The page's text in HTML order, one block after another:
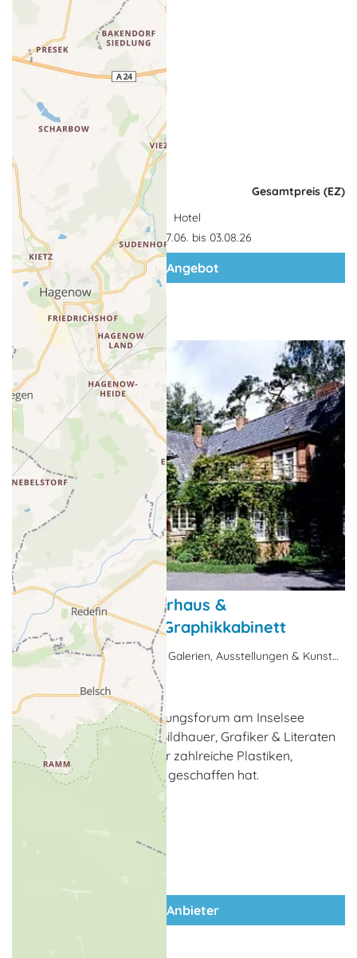
Schwerin
2 x Übernachtung
2 x Frühstücksbüfet
2 x Eintrittskarten 1.PG
kostenfreier Parkplatz
3 Tage,
2 Nächte
Gesamtpreis (EZ)
Hotel
Gültigkeit: 27.06. bis 03.08.26
zum Angebot
Ernst-Barlach-Atelierhaus &
Ausstellungsforum-Graphikkabinett
Museum, Kunsthandwerk, Galerien, Ausstellungen & Kunsthandwerk
Das Atelierhaus & Ausstellungsforum am Inselsee
Güstrow gedenkt an den Bildhauer, Grafiker & Literaten
Ernst Barlach, der einst hier zahlreiche Plastiken,
Zeichnungen & Skulpturen geschaffen hat.
zum Anbieter